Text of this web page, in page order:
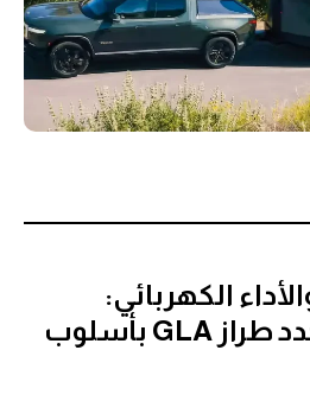
الكهربائي:
مرسيدس-بنز تجدد طراز GLA بأسلوب